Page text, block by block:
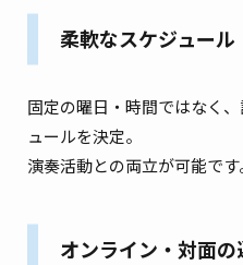
柔軟なスケジュール
固定の曜日・時間ではなく
ュールを決定。
演奏活動との両立が可能です
オンライン・対面の